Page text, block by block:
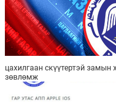
цахилгаан скүүтертэй замын
зөвлөмж